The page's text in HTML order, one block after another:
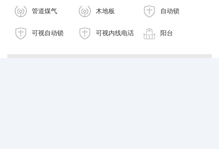
管道煤气 木地板 自动锁
可视自动锁 可视内线电话 阳台